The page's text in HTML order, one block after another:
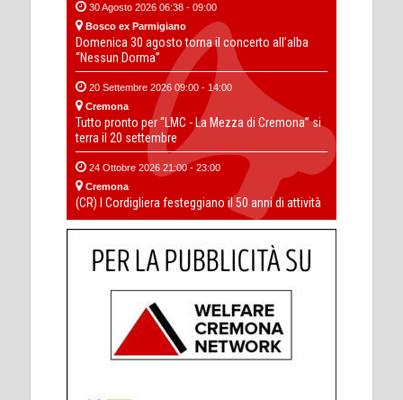
30 Agosto 2026 06:38 - 09:00
Bosco ex Parmigiano
Domenica 30 agosto torna il concerto all’alba
“Nessun Dorma”
20 Settembre 2026 09:00 - 14:00
Cremona
Tutto pronto per “LMC - La Mezza di Cremona” si
terra il 20 settembre
24 Ottobre 2026 21:00 - 23:00
Cremona
(CR) I Cordigliera festeggiano il 50 anni di attività